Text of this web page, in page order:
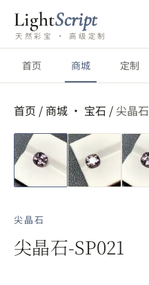
LightScript
天然彩宝 · 高级定制
首页 商城 定制
首页 / 商城 · 宝石 / 尖晶石
尖晶石
尖晶石-SP021